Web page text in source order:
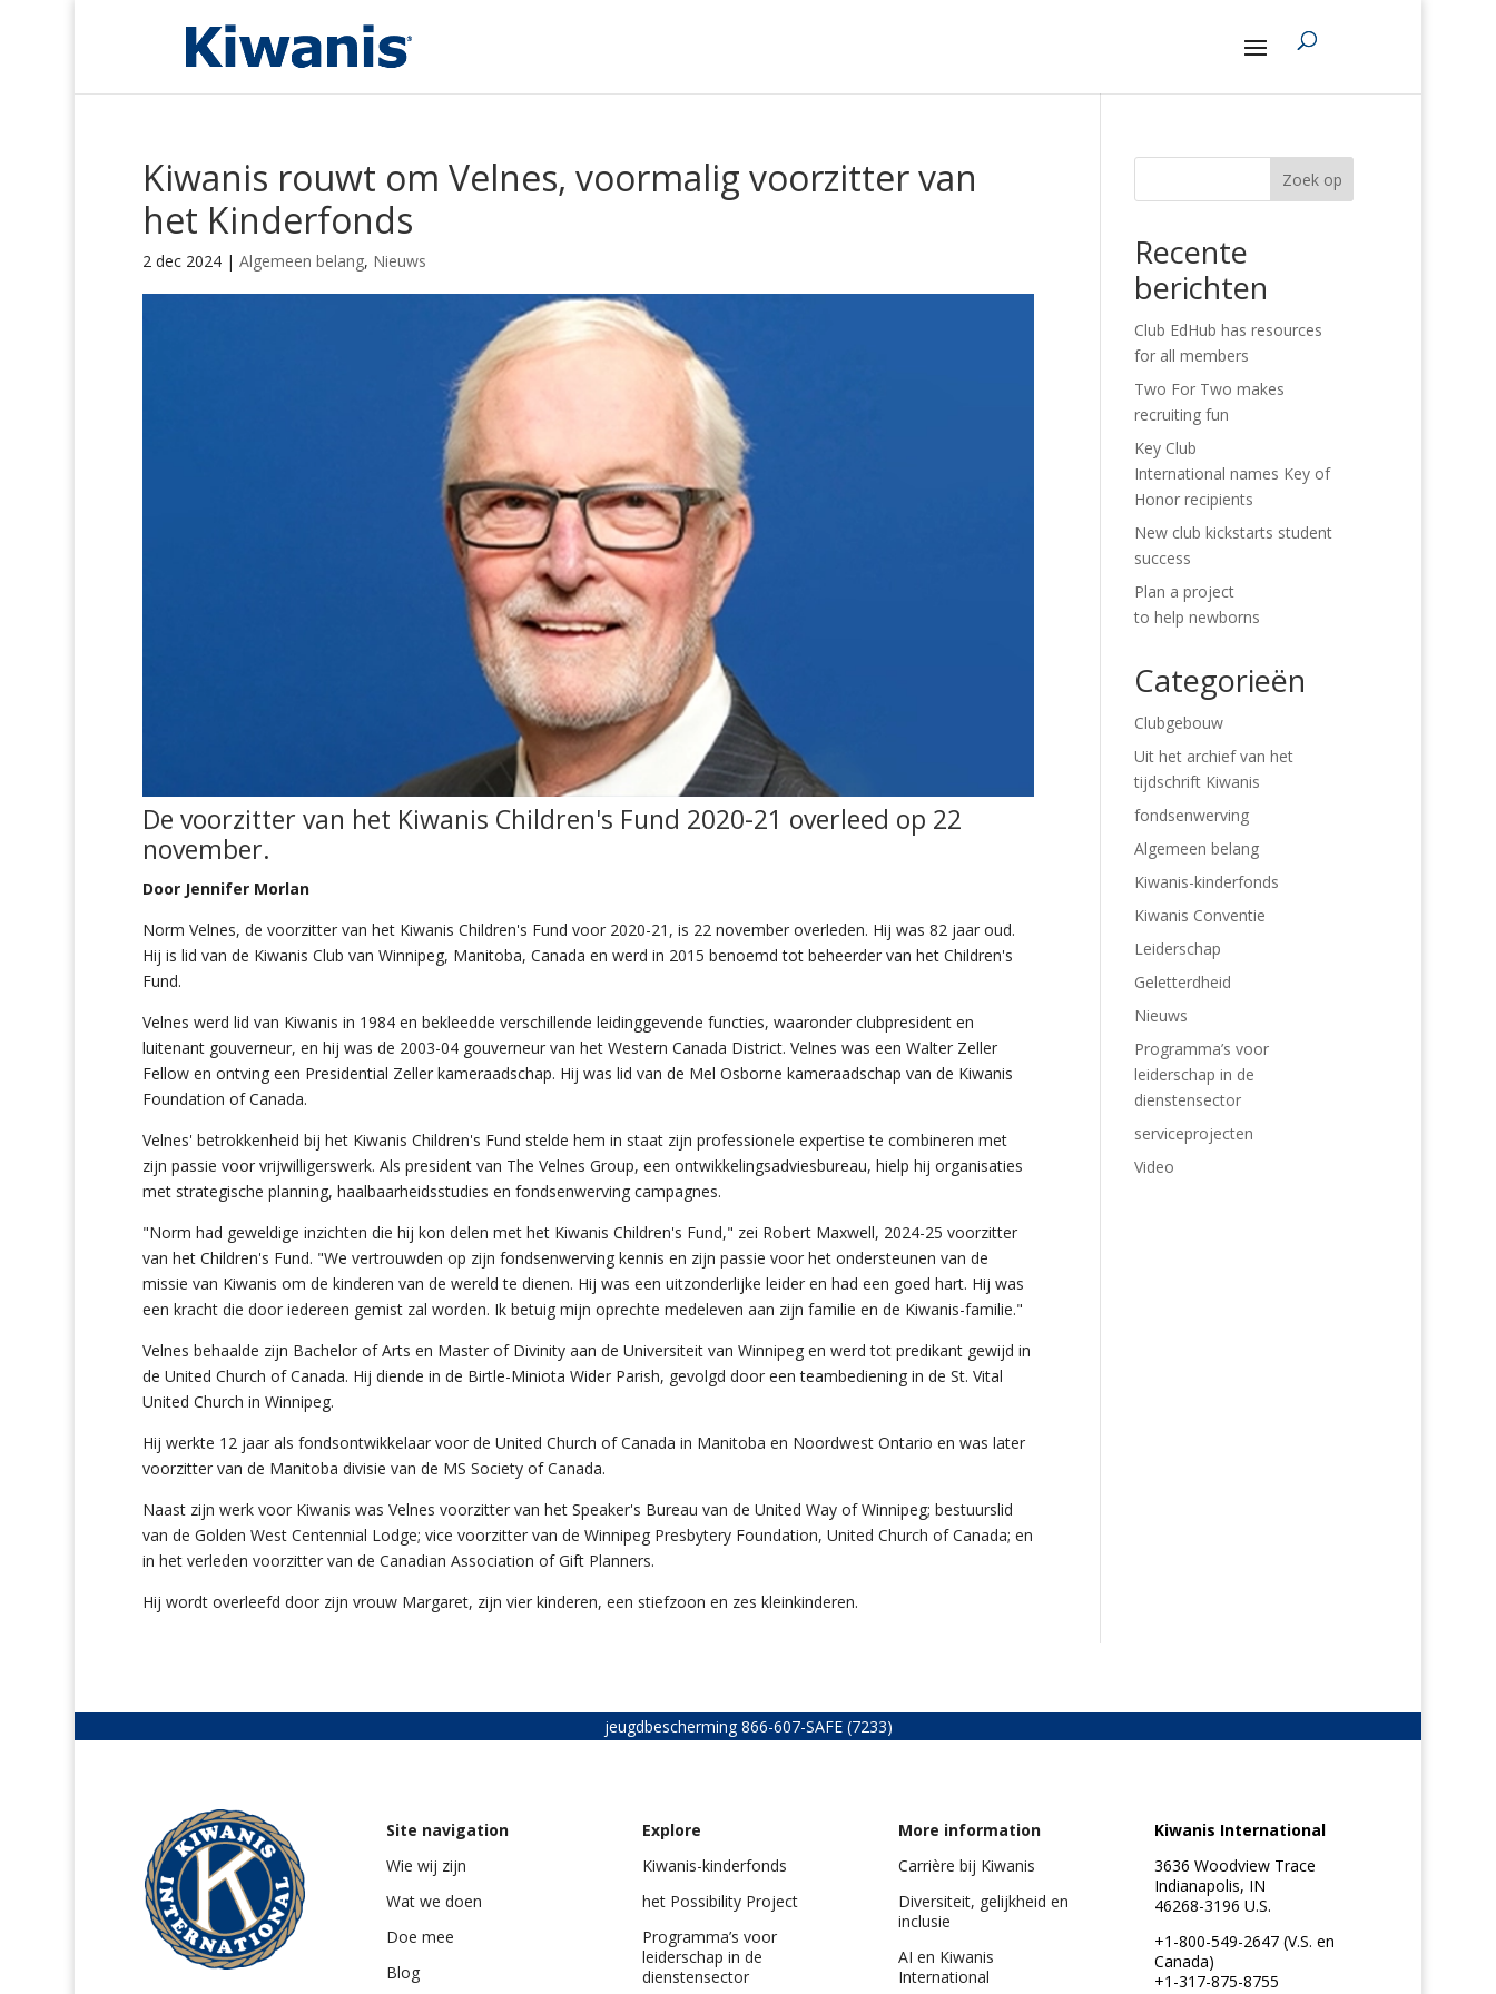
Kiwanis rouwt om Velnes, voormalig voorzitter van
het Kinderfonds
2 dec 2024| Algemeen belang, Nieuws
De voorzitter van het Kiwanis Children's Fund 2020-21 overleed op 22
november.
Door Jennifer Morlan
Norm Velnes, de voorzitter van het Kiwanis Children's Fund voor 2020-21, is 22 november overleden. Hij was 82 jaar oud.
Hij is lid van de Kiwanis Club van Winnipeg, Manitoba, Canada en werd in 2015 benoemd tot beheerder van het Children's
Fund.
Velnes werd lid van Kiwanis in 1984 en bekleedde verschillende leidinggevende functies, waaronder clubpresident en
luitenant gouverneur, en hij was de 2003-04 gouverneur van het Western Canada District. Velnes was een Walter Zeller
Fellow en ontving een Presidential Zeller kameraadschap. Hij was lid van de Mel Osborne kameraadschap van de Kiwanis
Foundation of Canada.
Velnes' betrokkenheid bij het Kiwanis Children's Fund stelde hem in staat zijn professionele expertise te combineren met
zijn passie voor vrijwilligerswerk. Als president van The Velnes Group, een ontwikkelingsadviesbureau, hielp hij organisaties
met strategische planning, haalbaarheidsstudies en fondsenwerving campagnes.
"Norm had geweldige inzichten die hij kon delen met het Kiwanis Children's Fund," zei Robert Maxwell, 2024-25 voorzitter
van het Children's Fund. "We vertrouwden op zijn fondsenwerving kennis en zijn passie voor het ondersteunen van de
missie van Kiwanis om de kinderen van de wereld te dienen. Hij was een uitzonderlijke leider en had een goed hart. Hij was
een kracht die door iedereen gemist zal worden. Ik betuig mijn oprechte medeleven aan zijn familie en de Kiwanis-familie."
Velnes behaalde zijn Bachelor of Arts en Master of Divinity aan de Universiteit van Winnipeg en werd tot predikant gewijd in
de United Church of Canada. Hij diende in de Birtle-Miniota Wider Parish, gevolgd door een teambediening in de St. Vital
United Church in Winnipeg.
Hij werkte 12 jaar als fondsontwikkelaar voor de United Church of Canada in Manitoba en Noordwest Ontario en was later
voorzitter van de Manitoba divisie van de MS Society of Canada.
Naast zijn werk voor Kiwanis was Velnes voorzitter van het Speaker's Bureau van de United Way of Winnipeg; bestuurslid
van de Golden West Centennial Lodge; vice voorzitter van de Winnipeg Presbytery Foundation, United Church of Canada; en
in het verleden voorzitter van de Canadian Association of Gift Planners.
Hij wordt overleefd door zijn vrouw Margaret, zijn vier kinderen, een stiefzoon en zes kleinkinderen.
Zoek op
Recente
berichten
Club EdHub has resources
for all members
Two For Two makes
recruiting fun
Key Club
International names Key of
Honor recipients
New club kickstarts student
success
Plan a project
to help newborns
Categorieën
Clubgebouw
Uit het archief van het
tijdschrift Kiwanis
fondsenwerving
Algemeen belang
Kiwanis-kinderfonds
Kiwanis Conventie
Leiderschap
Geletterdheid
Nieuws
Programma’s voor
leiderschap in de
dienstensector
serviceprojecten
Video
jeugdbescherming 866-607-SAFE (7233)
Site navigation
Wie wij zijn
Wat we doen
Doe mee
Blog
Explore
Kiwanis-kinderfonds
het Possibility Project
Programma’s voor
leiderschap in de
dienstensector
More information
Carrière bij Kiwanis
Diversiteit, gelijkheid en
inclusie
AI en Kiwanis
International
Kiwanis International
3636 Woodview Trace
Indianapolis, IN
46268-3196 U.S.
+1-800-549-2647 (V.S. en
Canada)
+1-317-875-8755